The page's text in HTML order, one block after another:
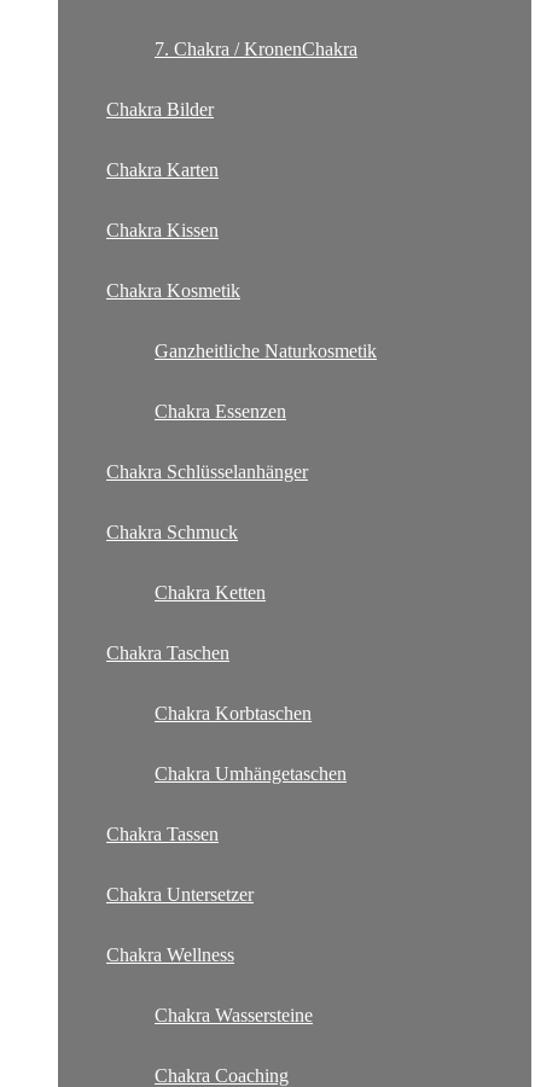
7. Chakra / KronenChakra
Chakra Bilder
Chakra Karten
Chakra Kissen
Chakra Kosmetik
Ganzheitliche Naturkosmetik
Chakra Essenzen
Chakra Schlüsselanhänger
Chakra Schmuck
Chakra Ketten
Chakra Taschen
Chakra Korbtaschen
Chakra Umhängetaschen
Chakra Tassen
Chakra Untersetzer
Chakra Wellness
Chakra Wassersteine
Chakra Coaching